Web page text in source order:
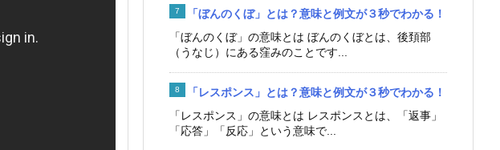
「ぼんのくぼ」とは？意味と例文が３秒でわかる！
「ぼんのくぼ」の意味とは ぼんのくぼとは、後頚部
（うなじ）にある窪みのことです...
「レスポンス」とは？意味と例文が３秒でわかる！
「レスポンス」の意味とは レスポンスとは、「返事」
「応答」「反応」という意味で...